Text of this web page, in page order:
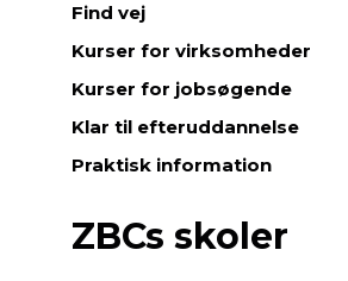
Find vej
Kurser for virksomheder
Kurser for jobsøgende
Klar til efteruddannelse
Praktisk information
ZBCs skoler